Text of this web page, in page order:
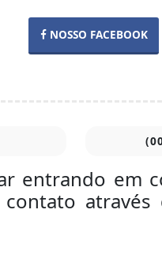
NOSSO FACEBOOK
entrando em